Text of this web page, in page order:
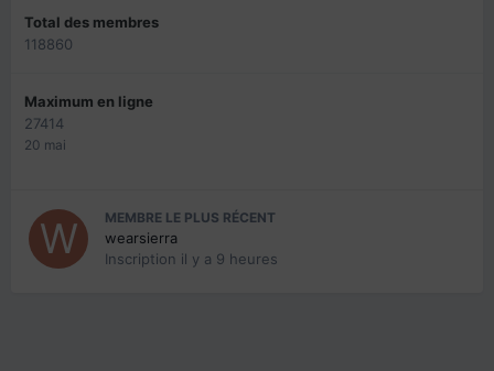
Total des membres
118860
Maximum en ligne
27414
20 mai
MEMBRE LE PLUS RÉCENT
wearsierra
Inscription il y a 9 heures